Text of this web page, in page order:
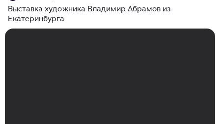
Выставка художника Владимир Абрамов из
Екатеринбурга